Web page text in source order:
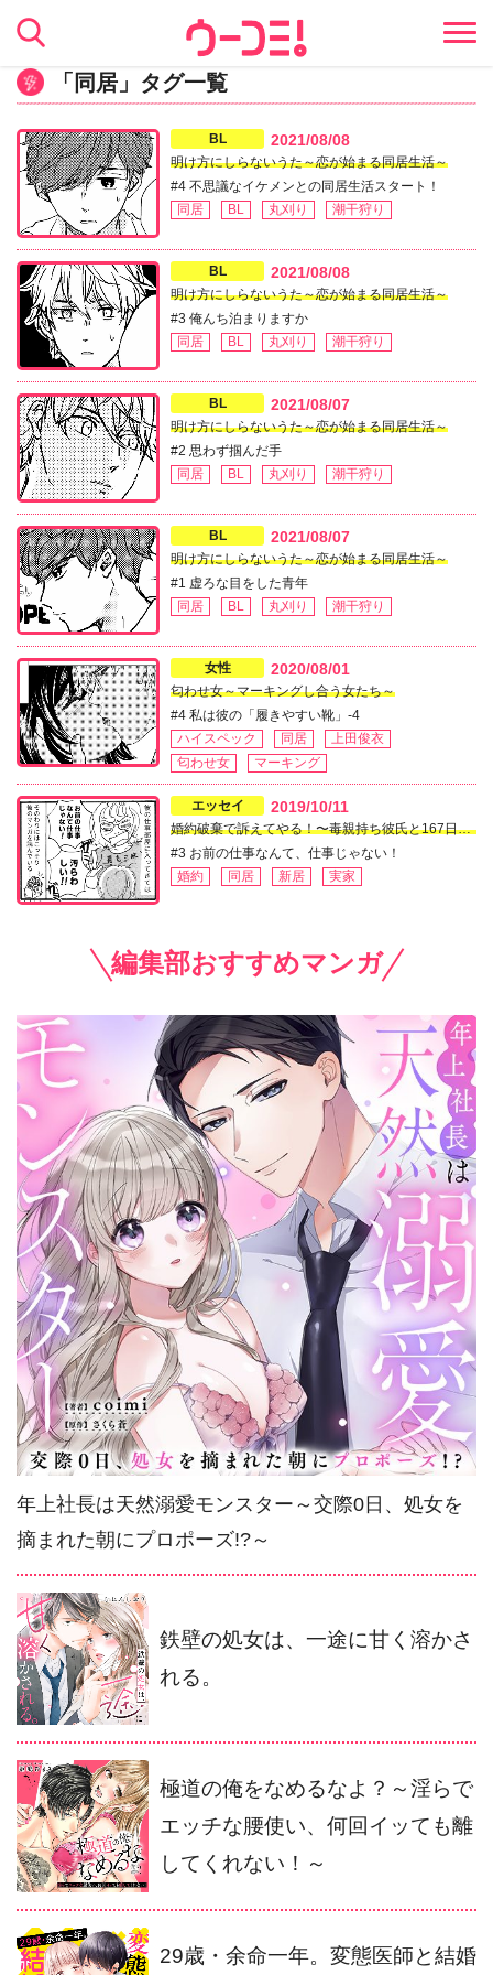
「同居」タグ一覧
BL 2021/08/08
明け方にしらないうた～恋が始まる同居生活～
#4 不思議なイケメンとの同居生活スタート！
同居
BL 丸刈り 潮干狩り
BL 2021/08/08
明け方にしらないうた～恋が始まる同居生活～
#3 俺んち泊まりますか
同居
BL 丸刈り 潮干狩り
BL 2021/08/07
明け方にしらないうた～恋が始まる同居生活～
#2 思わず掴んだ手
同居
BL 丸刈り 潮干狩り
BL 2021/08/07
明け方にしらないうた～恋が始まる同居生活～
#1 虚ろな目をした青年
同居
BL 丸刈り 潮干狩り
女性 2020/08/01
匂わせ女～マーキングし合う女たち～
#4 私は彼の「履きやすい靴」-4
ハイスペック
同居
上田俊衣
匂わせ女
マーキング
エッセイ 2019/10/11
婚約破棄で訴えてやる！〜毒親持ち彼氏と167日間壮絶バトル〜
#3 お前の仕事なんて、仕事じゃない！
婚約
同居 新居 実家
編集部おすすめマンガ
年上社長は天然溺愛モンスター～交際0日、処女を
摘まれた朝にプロポーズ!?～
鉄壁の処女は、一途に甘く溶かさ
れる。
極道の俺をなめるなよ？～淫らで
エッチな腰使い、何回イッても離
してくれない！～
29歳・余命一年。変態医師と結婚